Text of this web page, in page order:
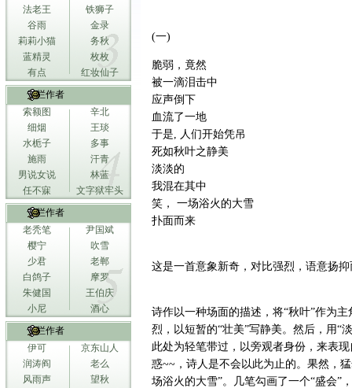
法老王
铁狮子
谷雨
金录
莉莉小猫
务秋
蓝精灵
枚枚
有点
红妆仙子
专栏作者
索额图
辛北
细烟
王琰
水栀子
多事
施雨
汗青
男说女说
林蓝
任不寐
文字狱牢头
专栏作者
老秃笔
尹国斌
樱宁
吹雪
少君
老郸
白鸽子
摩罗
朱健国
王伯庆
小尼
酒心
专栏作者
伊可
京东山人
润涛阎
老么
风雨声
望秋
(一)
脆弱，竟然
被一滴泪击中
应声倒下
血流了一地
于是, 人们开始凭吊
死如秋叶之静美
淡淡的
我混在其中
笑， 一场浴火的大雪
扑面而来
这是一首意象新奇，对比强烈，语意扬
诗作以一种场面的描述，将“秋叶”作为
烈，以短暂的“壮美”写静美。然后，用“
此处为轻笔带过，以旁观者身份，来表
惑~~，诗人是不会以此为止的。果然，
场浴火的大雪”。几笔勾画了一个“盛会”